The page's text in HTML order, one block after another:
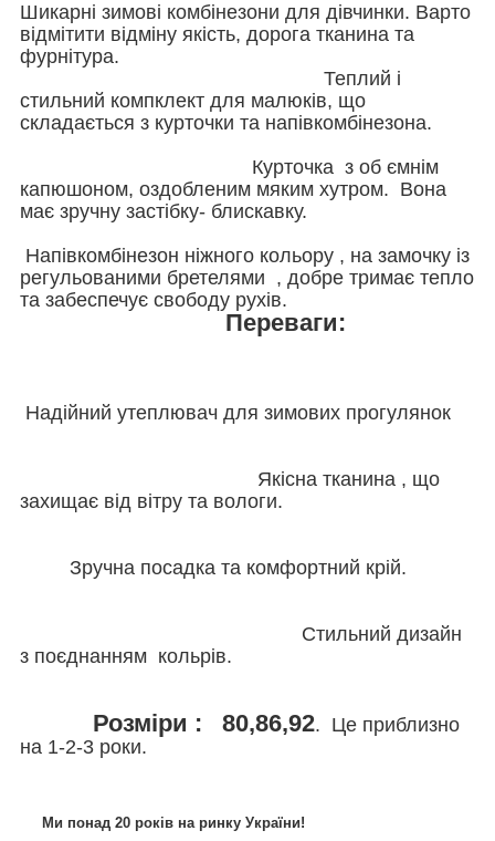
Шикарні зимові комбінезони для дівчинки. Варто
відмітити відміну якість, дорога тканина та
фурнітура.
Теплий і
стильний компклект для малюків, що
складається з курточки та напівкомбінезона.
Курточка з об ємнім
капюшоном, оздобленим мяким хутром. Вона
має зручну застібку- блискавку.
Напівкомбінезон ніжного кольору , на замочку із
регульованими бретелями , добре тримає тепло
та забеспечує свободу рухів.
Переваги:
Надійний утеплювач для зимових прогулянок
Якісна тканина , що
захищає від вітру та вологи.
Зручна посадка та комфортний крій.
Стильний дизайн
з поєднанням кольрів.
Розміри : 80,86,92. Це приблизно
на 1-2-3 роки.
Ми понад 20 років на ринку України!